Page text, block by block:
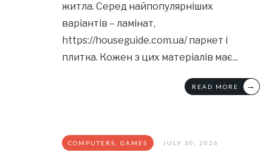
житла. Серед найпопулярніших
варіантів – ламінат,
https://houseguide.com.ua/ паркет і
плитка. Кожен з цих матеріалів має...
READ MORE →
COMPUTERS, GAMES JULY 30, 2026